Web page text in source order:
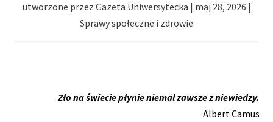
utworzone przez Gazeta Uniwersytecka | maj 28, 2026 |
Sprawy społeczne i zdrowie
Zło na świecie płynie niemal zawsze z niewiedzy.
Albert Camus